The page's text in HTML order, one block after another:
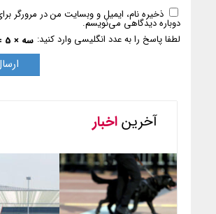
ذخیره نام، ایمیل و وبسایت من در مرورگر
دوباره دیدگاهی می‌نویسم.
لطفا پاسخ را به عدد انگلیسی وارد کنید: سه × 5 =
آخریناخبار